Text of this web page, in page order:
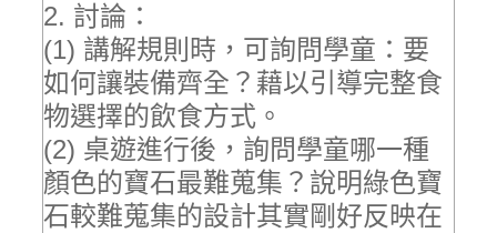
2. 討論：
(1) 講解規則時，可詢問學童：要
如何讓裝備齊全？藉以引導完整食
物選擇的飲食方式。
(2) 桌遊進行後，詢問學童哪一種
顏色的寶石最難蒐集？說明綠色寶
石較難蒐集的設計其實剛好反映在